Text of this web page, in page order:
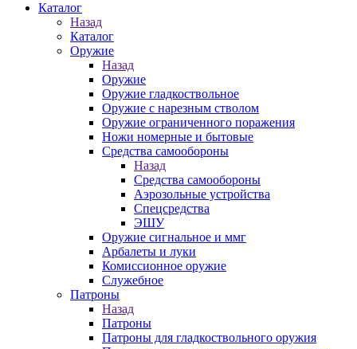
Каталог
Назад
Каталог
Оружие
Назад
Оружие
Оружие гладкоствольное
Оружие с нарезным стволом
Оружие ограниченного поражения
Ножи номерные и бытовые
Средства самообороны
Назад
Средства самообороны
Аэрозольные устройства
Спецсредства
ЭШУ
Оружие сигнальное и ммг
Арбалеты и луки
Комиссионное оружие
Служебное
Патроны
Назад
Патроны
Патроны для гладкоствольного оружия